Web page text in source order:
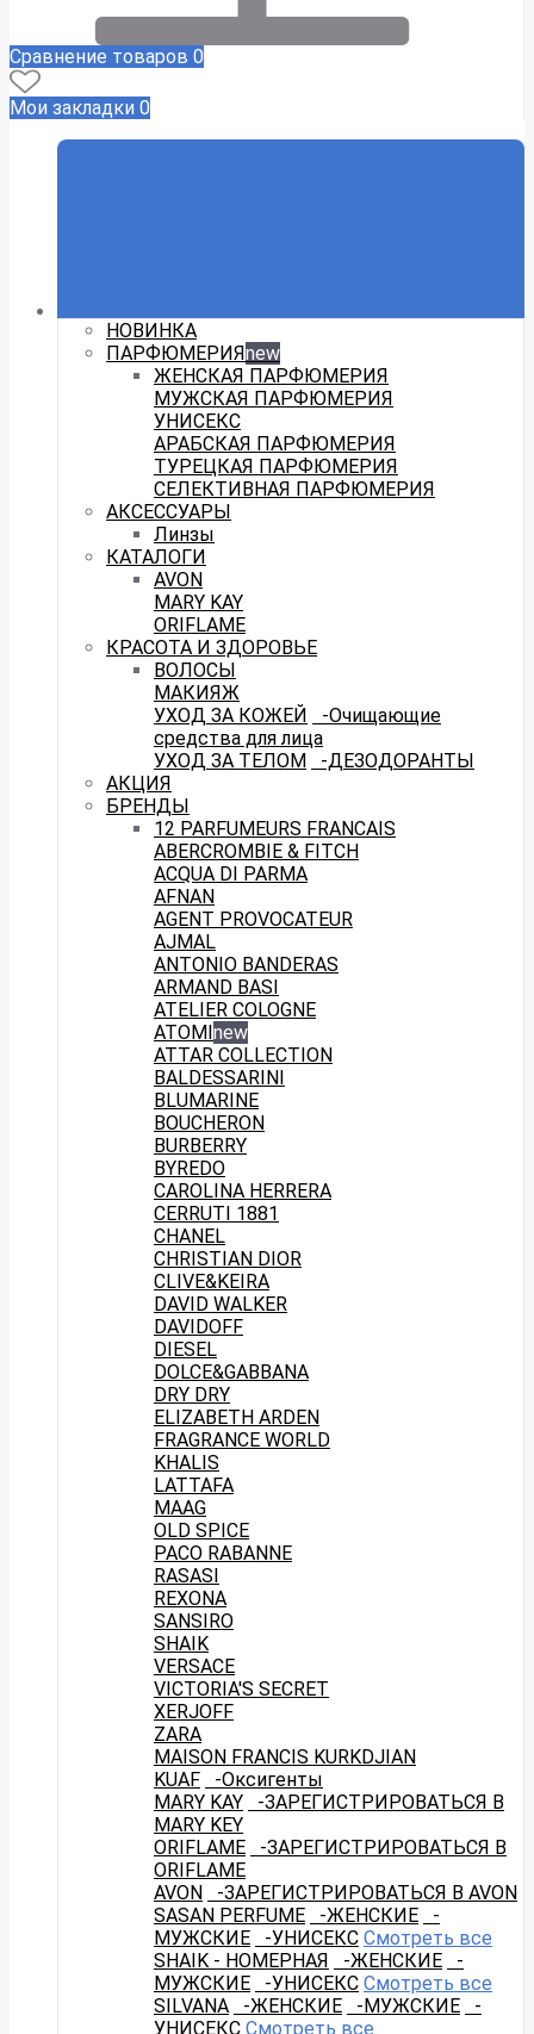
Сравнение товаров 0
Мои закладки 0
НОВИНКА
ПАРФЮМЕРИЯnew
ЖЕНСКАЯ ПАРФЮМЕРИЯ
МУЖСКАЯ ПАРФЮМЕРИЯ
УНИСЕКС
АРАБСКАЯ ПАРФЮМЕРИЯ
ТУРЕЦКАЯ ПАРФЮМЕРИЯ
СЕЛЕКТИВНАЯ ПАРФЮМЕРИЯ
АКСЕССУАРЫ
Линзы
КАТАЛОГИ
AVON
MARY KAY
ORIFLAME
КРАСОТА И ЗДОРОВЬЕ
ВОЛОСЫ
МАКИЯЖ
УХОД ЗА КОЖЕЙ
-Очищающие
средства для лица
УХОД ЗА ТЕЛОМ
-ДЕЗОДОРАНТЫ
АКЦИЯ
БРЕНДЫ
12 PARFUMEURS FRANCAIS
ABERCROMBIE & FITCH
ACQUA DI PARMA
AFNAN
AGENT PROVOCATEUR
AJMAL
ANTONIO BANDERAS
ARMAND BASI
ATELIER COLOGNE
ATOMI new
ATTAR COLLECTION
BALDESSARINI
BLUMARINE
BOUCHERON
BURBERRY
BYREDO
CAROLINA HERRERA
CERRUTI 1881
CHANEL
CHRISTIAN DIOR
CLIVE&KEIRA
DAVID WALKER
DAVIDOFF
DIESEL
DOLCE&GABBANA
DRY DRY
ELIZABETH ARDEN
FRAGRANCE WORLD
KHALIS
LATTAFA
MAAG
OLD SPICE
PACO RABANNE
RASASI
REXONA
SANSIRO
SHAIK
VERSACE
VICTORIA'S SECRET
XERJOFF
ZARA
MAISON FRANCIS KURKDJIAN
KUAF
-Оксигенты
MARY KAY
-ЗАРЕГИСТРИРОВАТЬСЯ В
MARY KEY
ORIFLAME
-ЗАРЕГИСТРИРОВАТЬСЯ В
ORIFLAME
AVON
-ЗАРЕГИСТРИРОВАТЬСЯ В AVON
SASAN PERFUME
-ЖЕНСКИЕ
-
МУЖСКИЕ
-УНИСЕКС Смотреть все
SHAIK - НОМЕРНАЯ
-ЖЕНСКИЕ
-
МУЖСКИЕ
-УНИСЕКС Смотреть все
SILVANA
-ЖЕНСКИЕ -МУЖСКИЕ
-
УНИСЕКС Смотреть все